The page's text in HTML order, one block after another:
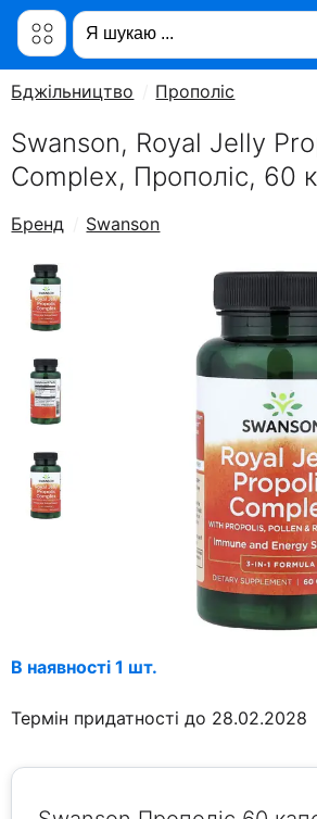
Бджільництво Прополіс
Swanson, Royal Jelly
Complex, Прополіс, 60
Бренд Swanson
В наявності 1 шт.
Термін придатності до 28.02.2028